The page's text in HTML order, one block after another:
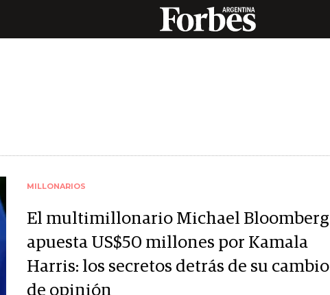
MILLONARIOS
El multimillonario Michael Bloomberg
apuesta US$50 millones por Kamala
Harris: los secretos detrás de su cambio
de opinión